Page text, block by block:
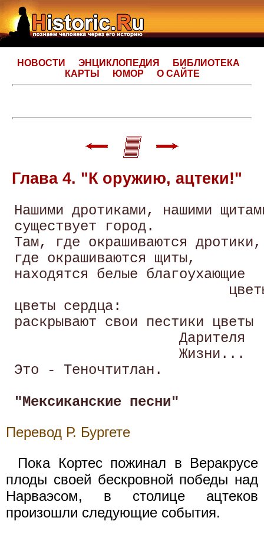
НОВОСТИ ЭНЦИКЛОПЕДИЯ
БИБЛИОТЕКА
КАРТЫ
ЮМОР О САЙТЕ
Глава 4. "К оружию, ацтеки!"
Нашими дротиками, нашими
существует город.
Там, где окрашиваются
где окрашиваются щиты,
находятся белые благоухающие
цветы сердца:
раскрывают свои пестики цветы
                     Дарителя
                     Жизни...
Это - Теночтитлан.
"Мексиканские песни"
Перевод Р. Бургете
Пока Кортес пожинал в Веракрусе
плоды своей бескровной победы над
Нарваэсом, в столице ацтеков
произошли следующие события.